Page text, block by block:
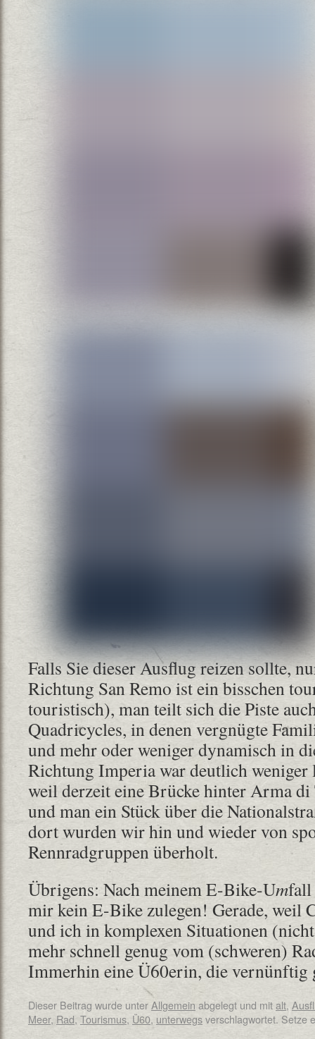
Falls Sie dieser Ausflug reizen sollte,
Richtung San Remo ist ein bisschen
touristisch), man teilt sich die Piste
Quadricycles, in denen vergnügte
und mehr oder weniger dynamisch in
Richtung Imperia war deutlich
weil derzeit eine Brücke hinter Arma di
und man ein Stück über die
dort wurden wir hin und wieder von
Rennradgruppen überholt.
Übrigens: Nach meinem E-Bike-Umfall
mir kein E-Bike zulegen! Gerade, weil
und ich in komplexen Situationen
mehr schnell genug vom (schweren)
Immerhin eine Ü60erin, die vernünftig
Dieser Beitrag wurde unterAllgemein abgelegt und mitalt,
Meer, Rad, Tourismus, Ü60, unterwegsverschlagwortet. Setze